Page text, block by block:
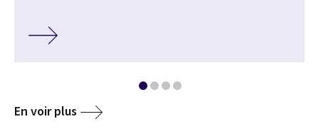
En voir plus